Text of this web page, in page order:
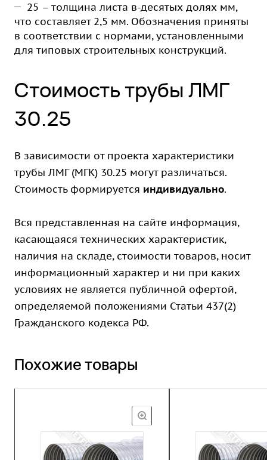
25 – толщина листа в-десятых долях мм,
что составляет 2,5 мм. Обозначения приняты
в соответствии с нормами, установленными
для типовых строительных конструкций.
Стоимость трубы ЛМГ
30.25
В зависимости от проекта характеристики
трубы ЛМГ (МГК) 30.25 могут различаться.
Стоимость формируется индивидуально.
Вся представленная на сайте информация,
касающаяся технических характеристик,
наличия на складе, стоимости товаров, носит
информационный характер и ни при каких
условиях не является публичной офертой,
определяемой положениями Статьи 437(2)
Гражданского кодекса РФ.
Похожие товары